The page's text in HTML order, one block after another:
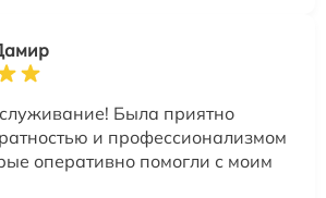
Была приятно
и профессионализмом
оперативно помогли с моим